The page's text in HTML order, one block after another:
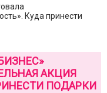
Куда принести
АКЦИЯ
ПОДАРКИ